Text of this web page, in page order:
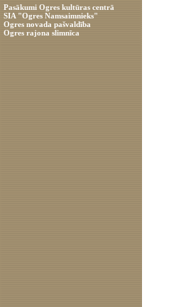
Pasākumi Ogres kultūras centrā
SIA "Ogres Namsaimnieks"
Ogres novada pašvaldība
Ogres rajona slimnīca